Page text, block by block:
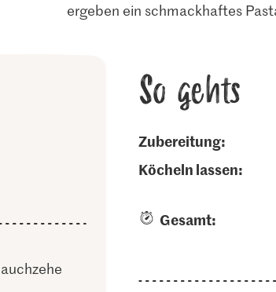
ergeben ein schmackhaftes
So gehts
Zubereitung:
köcheln lassen:
Gesamt: